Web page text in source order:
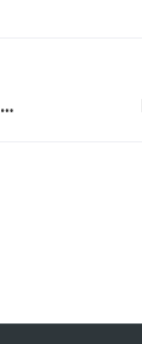
Anthony Bruni au départ mais Anthony Bruni absent au départ…